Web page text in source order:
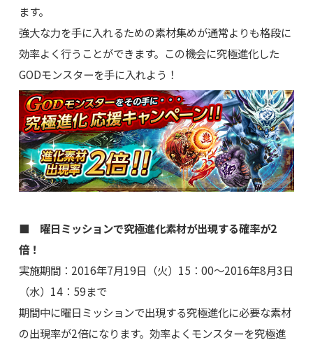
ます。
強大な力を手に入れるための素材集めが通常よりも格段に
効率よく行うことができます。この機会に究極進化した
GODモンスターを手に入れよう！
■ 曜日ミッションで究極進化素材が出現する確率が2
倍！
実施期間：2016年7月19日（火）15：00～2016年8月3日
（水）14：59まで
期間中に曜日ミッションで出現する究極進化に必要な素材
の出現率が2倍になります。効率よくモンスターを究極進